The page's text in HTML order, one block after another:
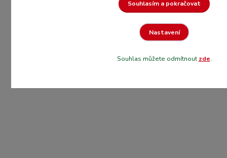
Nastavení
Souhlasím a pokračovat
Souhlas můžete odmítnout zde.